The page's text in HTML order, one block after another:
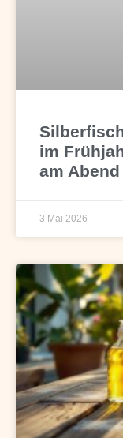
im
am
3 Mai 2026